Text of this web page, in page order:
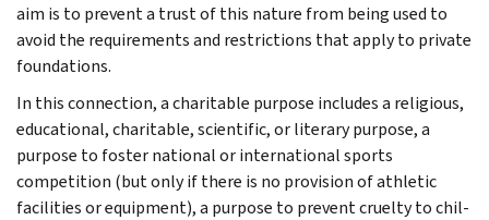
aim is to prevent a trust of this nature from being used to
avoid the requirements and re­strictions that apply to private
foundations.
In this connection, a charitable purpose in­cludes a religious,
educational, charitable, sci­entific, or literary purpose, a
purpose to foster national or international sports
competition (but only if there is no provision of athletic
facilities or equipment), a purpose to prevent cruelty to chil­